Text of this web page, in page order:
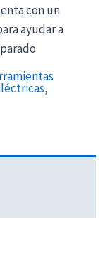
con un
ayudar a
,